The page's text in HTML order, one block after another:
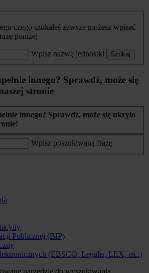
czego szukałeś zawsze możesz wpisać
poniżej
Wpisz nazwę jednostki Szukaj
innego? Sprawdź, może się
stronie
innego? Sprawdź, może się ukryło
Wpisz poszukiwaną frazę
Publicznej (BIP)
(EBSCO, Legalis, LEX, etc.)
narzędzie do wyszukiwania.